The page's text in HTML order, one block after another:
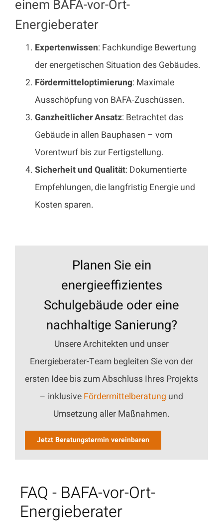
einem BAFA-vor-Ort-
Energieberater
Expertenwissen: Fachkundige Bewertung
der energetischen Situation des Gebäudes.
Fördermitteloptimierung: Maximale
Ausschöpfung von BAFA-Zuschüssen.
Ganzheitlicher Ansatz: Betrachtet das
Gebäude in allen Bauphasen – vom
Vorentwurf bis zur Fertigstellung.
Sicherheit und Qualität: Dokumentierte
Empfehlungen, die langfristig Energie und
Kosten sparen.
Planen Sie ein
energieeffizientes
Schulgebäude oder eine
nachhaltige Sanierung?
Unsere Architekten und unser
Energieberater-Team begleiten Sie von der
ersten Idee bis zum Abschluss Ihres Projekts
– inklusive Fördermittelberatung und
Umsetzung aller Maßnahmen.
Jetzt Beratungstermin vereinbaren
FAQ - BAFA-vor-Ort-
Energieberater